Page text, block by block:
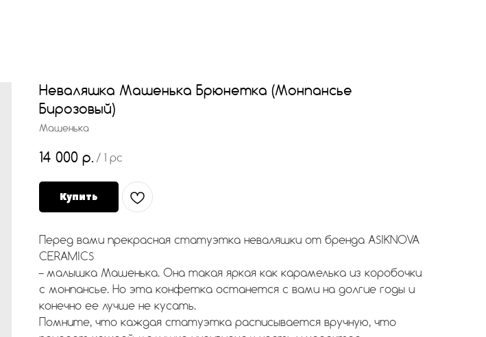
Неваляшка Машенька Брюнетка (Монпансье
Бирозовый)
Машенька
14 000 р. / 1 pc
Купить
Перед вами прекрасная статуэтка неваляшки от бренда ASIKNOVA
CERAMICS
– малышка Машенька. Она такая яркая как карамелька из коробочки
с монпансье. Но эта конфетка останется с вами на долгие годы и
конечно ее лучше не кусать.
Помните, что каждая статуэтка расписывается вручную, что